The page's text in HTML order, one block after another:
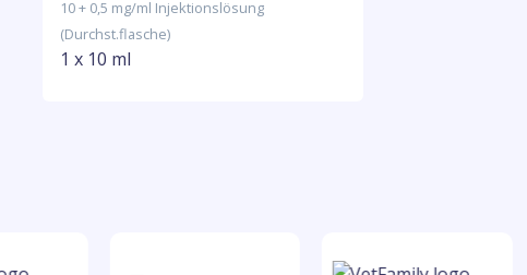
10 + 0,5 mg/ml Injektionslösung
(Durchst.flasche)
1 x 10 ml